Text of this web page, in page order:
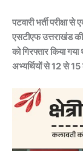
पटवारी भर्ती
एसटीएफ उत्तराखंड
को गिरफ्तार किया
अभ्यर्थियों से 12 से